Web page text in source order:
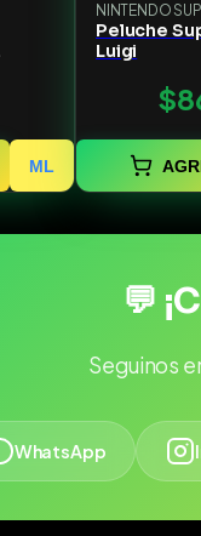
ML
NINTENDO
Peluche
Luigi
💬
Seguinos
WhatsApp